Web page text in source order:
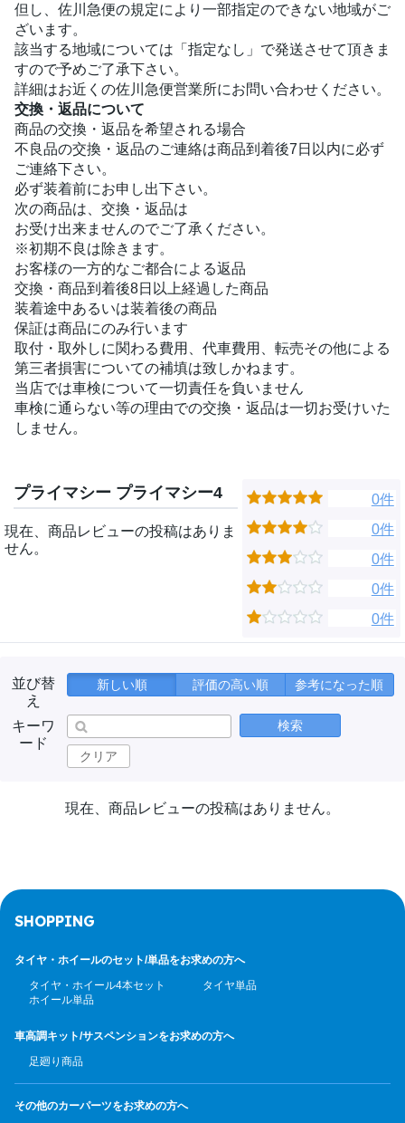
但し、佐川急便の規定により一部指定のできない地域がご
ざいます。
該当する地域については「指定なし」で発送させて頂きま
すので予めご了承下さい。
詳細はお近くの佐川急便営業所にお問い合わせください。
交換・返品について
商品の交換・返品を希望される場合
不良品の交換・返品のご連絡は商品到着後7日以内に必ず
ご連絡下さい。
必ず装着前にお申し出下さい。
次の商品は、交換・返品は
お受け出来ませんのでご了承ください。
※初期不良は除きます。
お客様の一方的なご都合による返品
交換・商品到着後8日以上経過した商品
装着途中あるいは装着後の商品
保証は商品にのみ行います
取付・取外しに関わる費用、代車費用、転売その他による
第三者損害についての補填は致しかねます。
当店では車検について一切責任を負いません
車検に通らない等の理由での交換・返品は一切お受けいた
しません。
プライマシー プライマシー4
現在、商品レビューの投稿はありま
せん。
0件
0件
0件
0件
0件
並び替
え
新しい順 評価の高い順 参考になった順
キーワ
ード
検索
クリア
現在、商品レビューの投稿はありません。
SHOPPING
タイヤ・ホイールのセット/単品をお求めの方へ
タイヤ・ホイール4本セット
タイヤ単品
ホイール単品
車高調キット/サスペンションをお求めの方へ
足廻り商品
その他のカーパーツをお求めの方へ